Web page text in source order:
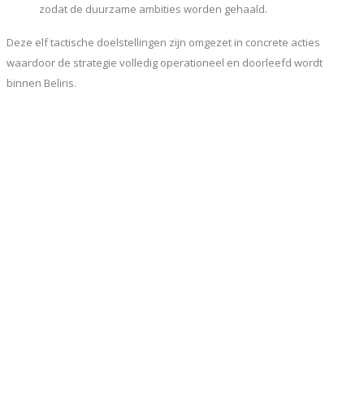
zodat de duurzame ambities worden gehaald.
Deze elf tactische doelstellingen zijn omgezet in concrete acties
waardoor de strategie volledig operationeel en doorleefd wordt
binnen Beliris.